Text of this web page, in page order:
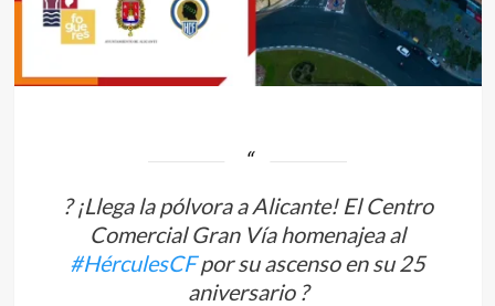
? ¡Llega la pólvora a Alicante! El Centro
Comercial Gran Vía homenajea al
#HérculesCFpor su ascenso en su 25
aniversario ?